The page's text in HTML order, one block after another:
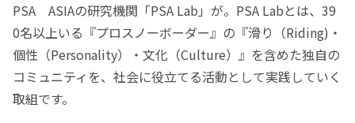
PSA ASIAの研究機関「PSA Lab」が。PSA Labとは、39
0名以上いる『プロスノーボーダー』の『滑り（Riding)・
個性（Personality）・文化（Culture）』を含めた独自の
コミュニティを、社会に役立てる活動として実践していく
取組です。